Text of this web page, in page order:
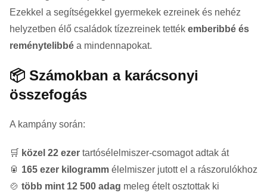
Ezekkel a segítségekkel gyermekek ezreinek és nehéz
helyzetben élő családok tízezreinek tették emberibbé és
reménytelibbé a mindennapokat.
📦 Számokban a karácsonyi
összefogás
A kampány során:
🛒 közel 22 ezer tartósélelmiszer-csomagot adtak át
🥫 165 ezer kilogramm élelmiszer jutott el a rászorulókhoz
🍲 több mint 12 500 adag meleg ételt osztottak ki